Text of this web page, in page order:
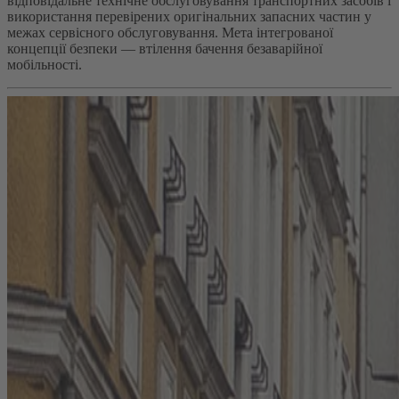
використання перевірених оригінальних запасних частин у
межах сервісного обслуговування. Мета інтегрованої
концепції безпеки — втілення бачення безаварійної
мобільності.